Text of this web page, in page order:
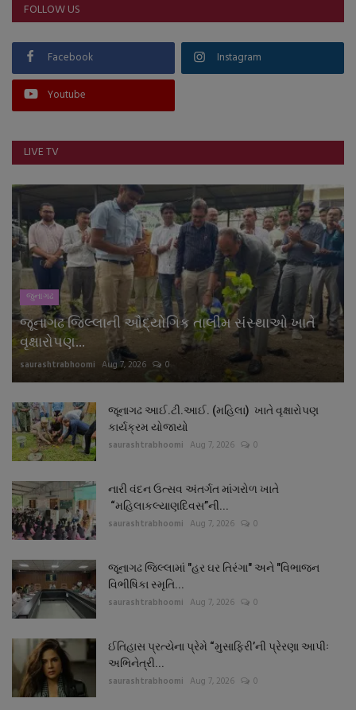
FOLLOW US
Facebook Instagram
Youtube
LIVE TV
જુનાગઢ
જૂનાગઢ જિલ્લાની ઔદ્યોગિક તાલીમ સંસ્થાઓ ખાતે
વૃક્ષારોપણ...
saurashtrabhoomi Aug 7, 2026 0
જૂનાગઢ આઈ.ટી.આઈ. (મહિલા) ખાતે વૃક્ષારોપણ
કાર્યક્રમ યોજાયો
saurashtrabhoomi Aug 7, 2026 0
નારી વંદન ઉત્સવ અંતર્ગત માંગરોળ ખાતે
“મહિલાકલ્યાણદિવસ”ની...
saurashtrabhoomi Aug 7, 2026 0
જૂનાગઢ જિલ્લામાં "હર ઘર તિરંગા" અને "વિભાજન
વિભીષિકા સ્મૃતિ...
saurashtrabhoomi Aug 7, 2026 0
ઈતિહાસ પ્રત્યેના પ્રેમે “મુસાફિરી’ની પ્રેરણા આપીઃ
અભિનેત્રી...
saurashtrabhoomi Aug 7, 2026 0